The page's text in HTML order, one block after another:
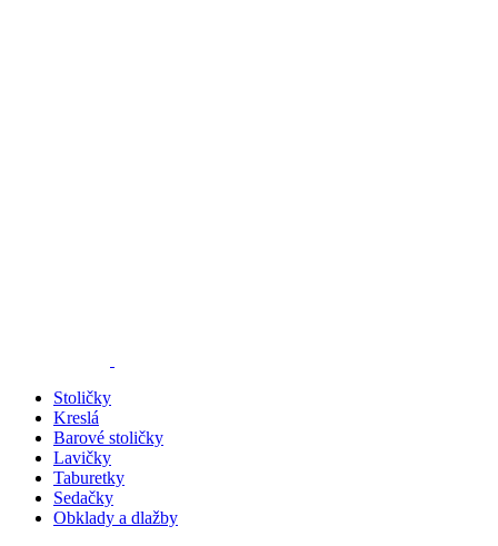
Stoličky
Kreslá
Barové stoličky
Lavičky
Taburetky
Sedačky
Obklady a dlažby